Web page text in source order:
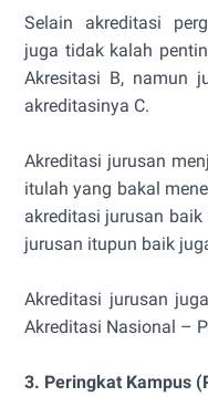
Selain akreditasi
juga tidak kalah
Akresitasi B, namun
akreditasinya C.
Akreditasi jurusan
itulah yang bakal
akreditasi jurusan
jurusan itupun baik
Akreditasi jurusan
Akreditasi Nasional –
3. Peringkat Kampus